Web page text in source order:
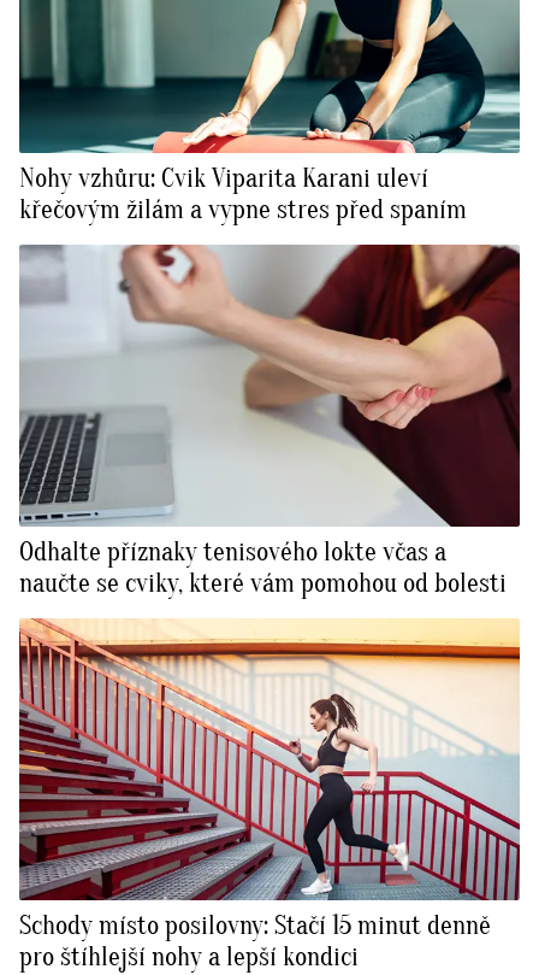
Nohy vzhůru: Cvik Viparita Karani uleví
křečovým žilám a vypne stres před spaním
Odhalte příznaky tenisového lokte včas a
naučte se cviky, které vám pomohou od bolesti
Schody místo posilovny: Stačí 15 minut denně
pro štíhlejší nohy a lepší kondici